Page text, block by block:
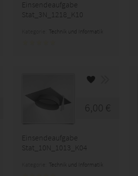
Einsendeaufgabe
Stat_3N_1218_K10
Technik und Informatik
6,00 €
Einsendeaufgabe
Stat_10N_1013_K04
Technik und Informatik